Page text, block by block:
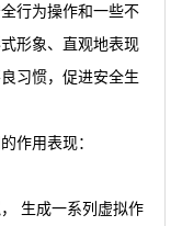
行为操作和一些不
形象、直观地表现
习惯，促进安全生
作用表现：
生成一系列虚拟作